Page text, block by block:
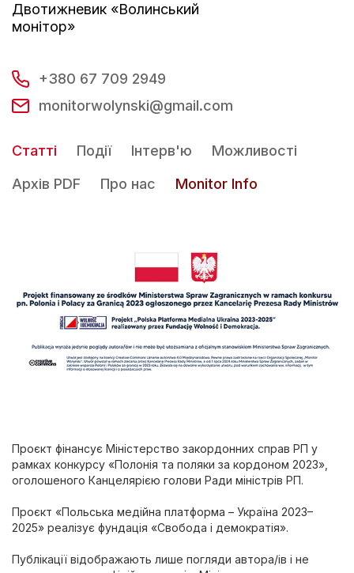
Двотижневик «Волинський
монітор»
+380 67 709 2949
monitorwolynski@gmail.com
Статті Події Інтерв'ю
Можливості
Архів PDF
Про нас Monitor Info
Проєкт фінансує Міністерство закордонних справ РП у
рамках конкурсу «Полонія та поляки за кордоном 2023»,
оголошеного Канцелярією голови Ради міністрів РП.
Проєкт «Польська медійна платформа – Україна 2023–
2025» реалізує фундація «Свобода і демократія».
Публікації відображають лише погляди автора/ів і не